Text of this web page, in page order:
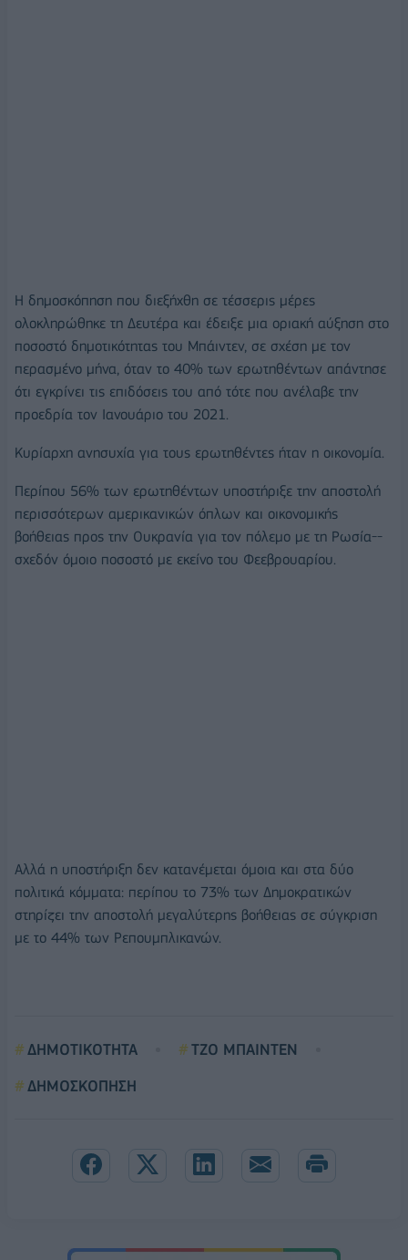
Η δημοσκόπηση που διεξήχθη σε τέσσερις μέρες
ολοκληρώθηκε τη Δευτέρα και έδειξε μια οριακή αύξηση στο
ποσοστό δημοτικότητας του Μπάιντεν, σε σχέση με τον
περασμένο μήνα, όταν το 40% των ερωτηθέντων απάντησε
ότι εγκρίνει τις επιδόσεις του από τότε που ανέλαβε την
προεδρία τον Ιανουάριο του 2021.
Κυρίαρχη ανησυχία για τους ερωτηθέντες ήταν η οικονομία.
Περίπου 56% των ερωτηθέντων υποστήριξε την αποστολή
περισσότερων αμερικανικών όπλων και οικονομικής
βοήθειας προς την Ουκρανία για τον πόλεμο με τη Ρωσία--
σχεδόν όμοιο ποσοστό με εκείνο του Φεεβρουαρίου.
Αλλά η υποστήριξη δεν κατανέμεται όμοια και στα δύο
πολιτικά κόμματα: περίπου το 73% των Δημοκρατικών
στηρίζει την αποστολή μεγαλύτερης βοήθειας σε σύγκριση
με το 44% των Ρεπουμπλικανών.
ΔΗΜΟΤΙΚΟΤΗΤΑ
ΤΖΟ ΜΠΑΙΝΤΕΝ
ΔΗΜΟΣΚΟΠΗΣΗ